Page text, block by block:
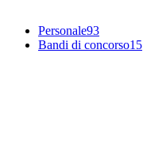
Personale93
Bandi di concorso15